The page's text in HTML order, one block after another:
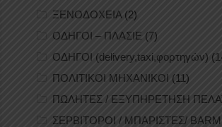
ΞΕΝΟΔΟΧΕΙΑ(2)
ΟΔΗΓΟΙ – ΠΛΑΣΙΕ (7)
ΟΔΗΓΟΙ (delivery,taxi,φορτηγών)
ΠΟΛΙΤΙΚΟΙ ΜΗΧΑΝΙΚΟΙ (11)
ΠΩΛΗΤΕΣ / ΕΞΥΠΗΡΕΤΗΣΗ
ΣΕΡΒΙΤΟΡΟΙ / ΜΠΑΡΙΣΤΕΣ/